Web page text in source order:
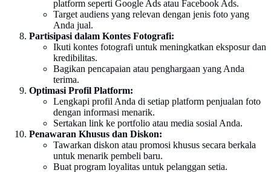
platform seperti Google Ads atau Facebook Ads.
Target audiens yang relevan dengan jenis foto yang
Anda jual.
Partisipasi dalam Kontes Fotografi:
Ikuti kontes fotografi untuk meningkatkan eksposur dan
kredibilitas.
Bagikan pencapaian atau penghargaan yang Anda
terima.
Optimasi Profil Platform:
Lengkapi profil Anda di setiap platform penjualan foto
dengan informasi menarik.
Sertakan link ke portfolio atau media sosial Anda.
Penawaran Khusus dan Diskon:
Tawarkan diskon atau promosi khusus secara berkala
untuk menarik pembeli baru.
Buat program loyalitas untuk pelanggan setia.